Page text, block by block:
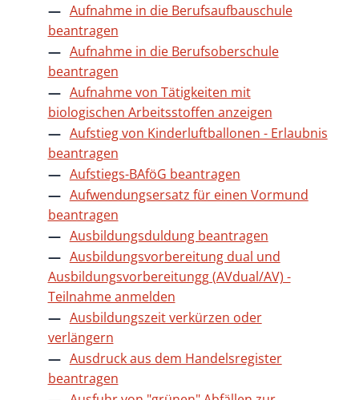
Aufnahme in die Berufsaufbauschule
beantragen
Aufnahme in die Berufsoberschule
beantragen
Aufnahme von Tätigkeiten mit
biologischen Arbeitsstoffen anzeigen
Aufstieg von Kinderluftballonen - Erlaubnis
beantragen
Aufstiegs-BAföG beantragen
Aufwendungsersatz für einen Vormund
beantragen
Ausbildungsduldung beantragen
Ausbildungsvorbereitung dual und
Ausbildungsvorbereitungg (AVdual/AV) -
Teilnahme anmelden
Ausbildungszeit verkürzen oder
verlängern
Ausdruck aus dem Handelsregister
beantragen